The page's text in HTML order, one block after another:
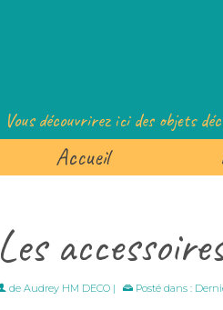
Vous découvrirez ici des objets
Accueil
Les
de Audrey HM DECO | Posté dans :